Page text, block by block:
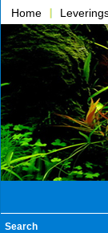
Home
Over ons
Search